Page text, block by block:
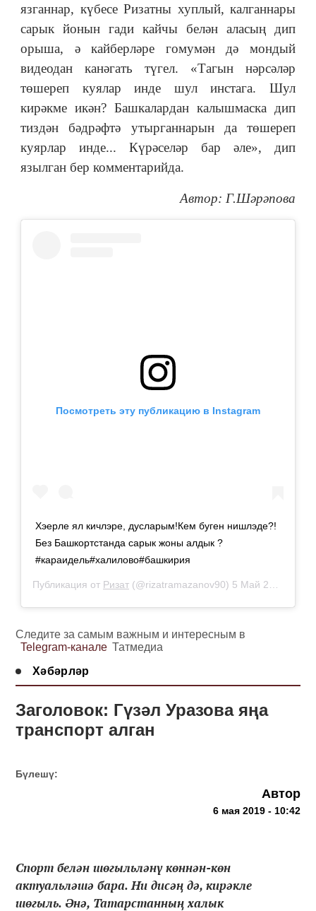
язганнар, күбесе Ризатны хуплый, калганнары
сарык йонын гади кайчы белән аласың дип
орыша, ә кайберләре гомумән дә мондый
видеодан канәгать түгел. «Тагын нәрсәләр
төшереп куялар инде шул инстага. Шул
кирәкме икән? Башкалардан калышмаска дип
тиздән бәдрәфтә утырганнарын да төшереп
куярлар инде... Күрәселәр бар әле», дип
язылган бер комментарийда.
Автор: Г.Шәрәпова
Посмотреть эту публикацию в Instagram
Хэерле ял кичлэре, дусларым!Кем буген нишлэде?!
Без Башкортстанда сарык жоны алдык ?
#караидель#халилово#башкирия
Публикация от Ризат (@rizatramazanov90) 5 Май 2019 в 9:41 PDT
Следите за самым важным и интересным в
Telegram-канале Татмедиа
Хәбәрләр
Заголовок: Гүзәл Уразова яңа
транспорт алган
Бүлешү:
Автор
6 мая 2019 - 10:42
Спорт белән шөгыльләнү көннән-көн
актуальләшә бара. Ни дисәң дә, кирәкле
шөгыль. Әнә, Татарстанның халык